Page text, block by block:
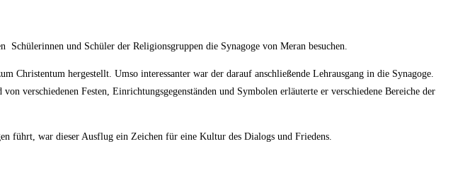
Schülerinnen und Schüler der Religionsgruppen die Synagoge von Meran besuchen.
Christentum hergestellt. Umso interessanter war der darauf anschließende Lehrausgang in die Synagoge.
verschiedenen Festen, Einrichtungsgegenständen und Symbolen erläuterte er verschiedene Bereiche der
führt, war dieser Ausflug ein Zeichen für eine Kultur des Dialogs und Friedens.